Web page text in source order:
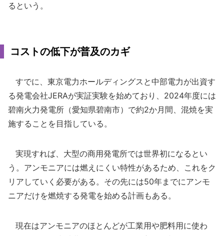
るという。
コストの低下が普及のカギ
すでに、東京電力ホールディングスと中部電力が出資す
る発電会社JERAが実証実験を始めており、2024年度には
碧南火力発電所（愛知県碧南市）で約2か月間、混焼を実
施することを目指している。
実現すれば、大型の商用発電所では世界初になるとい
う。アンモニアには燃えにくい特性があるため、これをク
リアしていく必要がある。その先には50年までにアンモ
ニアだけを燃焼する発電を始める計画もある。
現在はアンモニアのほとんどが工業用や肥料用に使わ